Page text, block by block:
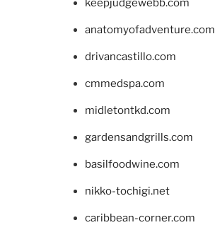
keepjudgewebb.com
anatomyofadventure.com
drivancastillo.com
cmmedspa.com
midletontkd.com
gardensandgrills.com
basilfoodwine.com
nikko-tochigi.net
caribbean-corner.com